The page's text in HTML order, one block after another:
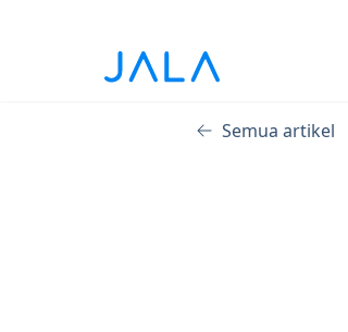
Semua artikel